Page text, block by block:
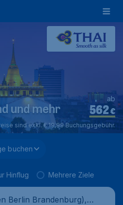
und mehr €
562
ab
sind exkl. € 19,99 Buchungsgebühr.
buchen
Hinflug Mehrere Ziele
Berlin Brandenburg),